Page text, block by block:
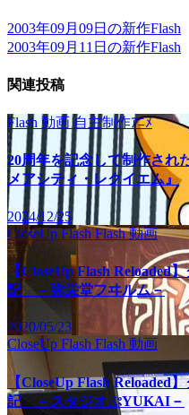
2003年09月09日の新作Flash
2003年09月11日の新作Flash
関連投稿
Flash 動画自主制作ｱﾆﾒ
20周年を記念して制作され
メアシティ・レクイエム』
2024/12/25
CloseUp FlashFlash動画
【CloseUp Flash Reloaded
記 －弥栄堂フヰルム－
2020/05/23
CloseUp Flash Flash 動画
【CloseUp Flash Reloaded
記 －スタジオぷYUKAI－